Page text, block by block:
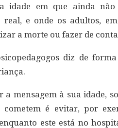
idade em que ainda
real, e onde os adultos,
a morte ou fazer de
diz de
a mensagem à sua idade,
cometem é evitar, por
este está no